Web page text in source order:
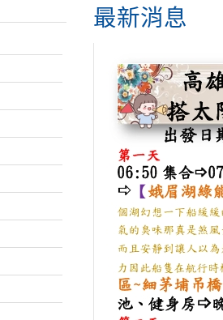
最新消息